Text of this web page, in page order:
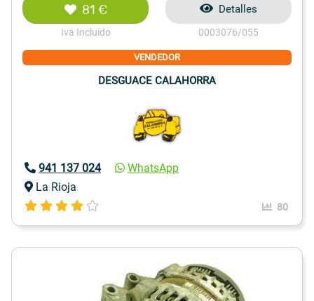
81 €
Iva Incluido
Detalles
0003076/055
VENDEDOR
DESGUACE CALAHORRA
941 137 024
WhatsApp
La Rioja
80